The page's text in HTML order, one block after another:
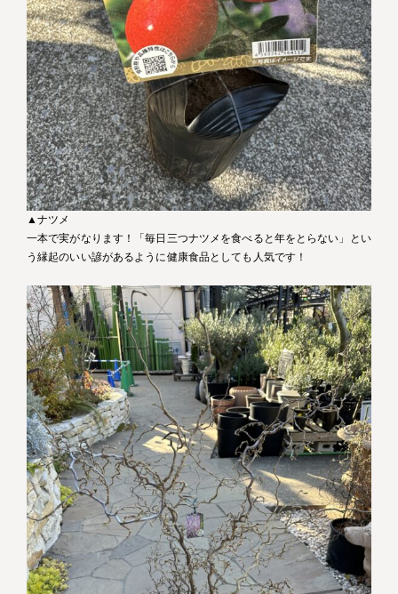
▲ナツメ
一本で実がなります！「毎日三つナツメを食べると年をとらない」とい
う縁起のいい諺があるように健康食品としても人気です！